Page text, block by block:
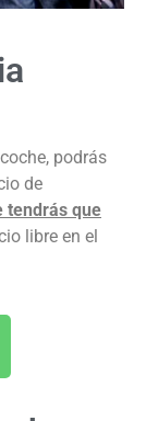
podrás
de
tendrás que
libre en el